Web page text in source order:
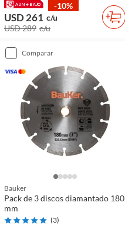
-10%
USD 261 c/u
USD 289 c/u
comparar
Bauker
Pack de 3 discos diamantado 180
mm
(3)